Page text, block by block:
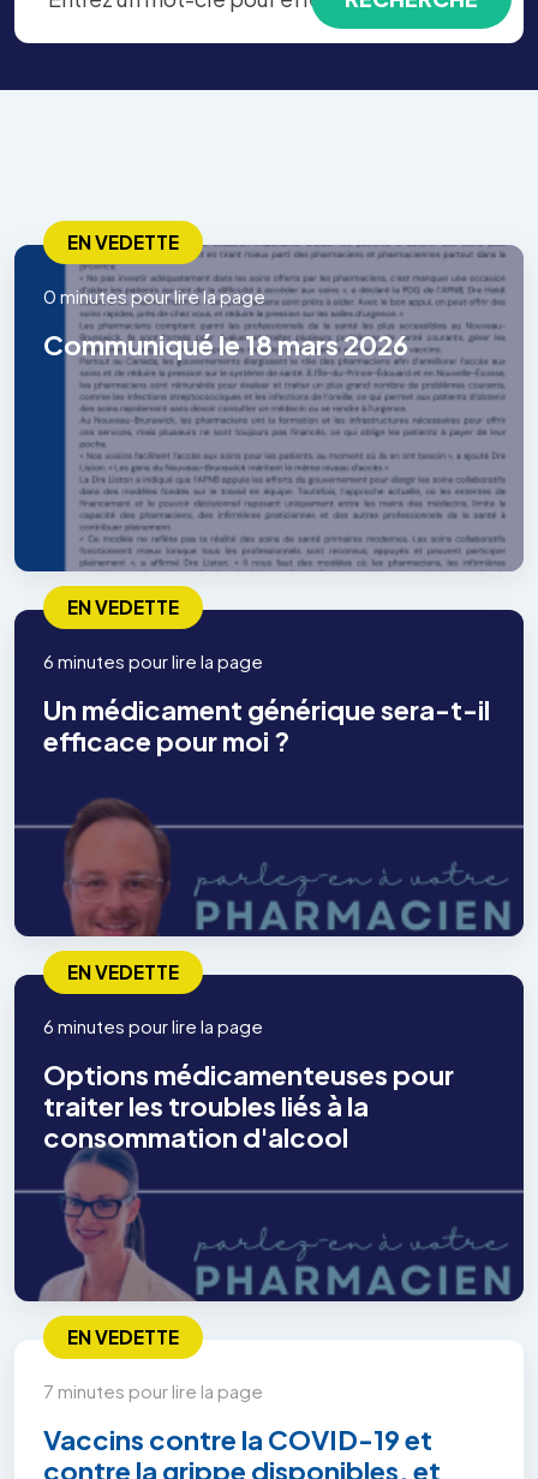
EN VEDETTE
0 minutes pour lire la page
Communiqué le 18 mars 2026
EN VEDETTE
6 minutes pour lire la page
Un médicament générique sera-t-il
efficace pour moi ?
EN VEDETTE
6 minutes pour lire la page
Options médicamenteuses pour
traiter les troubles liés à la
consommation d'alcool
EN VEDETTE
7 minutes pour lire la page
Vaccins contre la COVID-19 et
contre la grippe disponibles, et